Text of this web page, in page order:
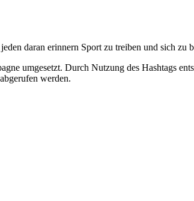
daran erinnern Sport zu treiben und sich zu
umgesetzt. Durch Nutzung des Hashtags
werden.